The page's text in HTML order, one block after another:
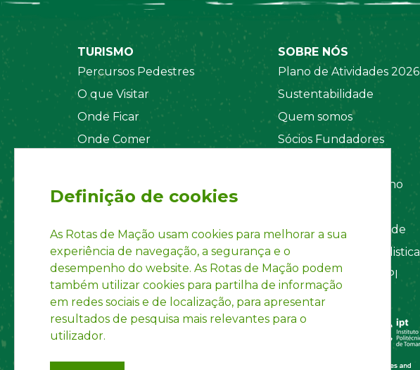
TURISMO
Percursos Pedestres
O que Visitar
Onde Ficar
Onde Comer
SOBRE NÓS
Plano de Atividades 2026
Sustentabilidade
Quem somos
Sócios Fundadores
Regulamento Interno
Política de Privacidade
Informação Contabilistica
Marca Registada INPI
Definição de cookies
As Rotas de Mação usam cookies para melhorar a sua
experiência de navegação, a segurança e o
desempenho do website. As Rotas de Mação podem
também utilizar cookies para partilha de informação
em redes sociais e de localização, para apresentar
resultados de pesquisa mais relevantes para o
utilizador.